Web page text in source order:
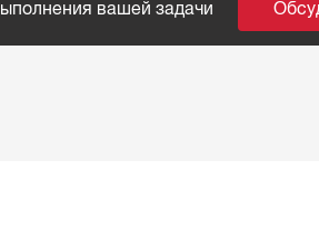
вашей задачи